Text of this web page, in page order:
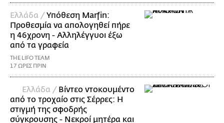
Ελλάδα / Υπόθεση Marfin:
Προθεσμία να απολογηθεί πήρε
η 46χρονη - Αλληλέγγυοι έξω
από τα γραφεία
THE LIFO TEAM
17 ΩΡΕΣ ΠΡΙΝ
Ελλάδα / Βίντεο ντοκουμέντο
από το τροχαίο στις Σέρρες: Η
στιγμή της σφοδρής
σύγκρουσης - Νεκροί μητέρα και